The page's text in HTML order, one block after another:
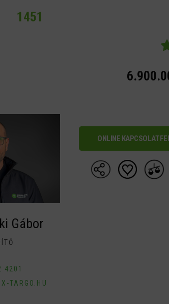
1451
Gábor
4201
TARGO.HU
ONLINE